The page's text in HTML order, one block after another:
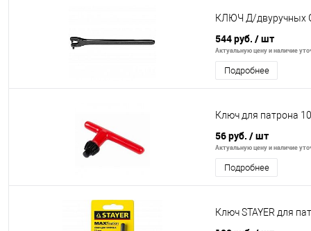
КЛЮЧ Д/двуручных
544 руб. / шт
Актуальную цену и наличие
Подробнее
Ключ для патрона
56 руб. / шт
Актуальную цену и наличие
Подробнее
Ключ STAYER для